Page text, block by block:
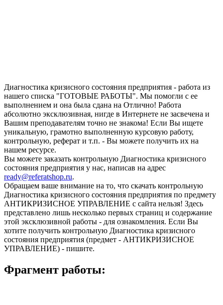
Диагностика кризисного состояния предприятия - работа из
нашего списка "ГОТОВЫЕ РАБОТЫ". Мы помогли с ее
выполнением и она была сдана на Отлично! Работа
абсолютно эксклюзивная, нигде в Интернете не засвечена и
Вашим преподавателям точно не знакома! Если Вы ищете
уникальную, грамотно выполненную курсовую работу,
контрольную, реферат и т.п. - Вы можете получить их на
нашем ресурсе.
Вы можете заказать контрольную Диагностика кризисного
состояния предприятия у нас, написав на адрес
ready@referatshop.ru.
Обращаем ваше внимание на то, что скачать контрольную
Диагностика кризисного состояния предприятия по предмету
АНТИКРИЗИСНОЕ УПРАВЛЕНИЕ с сайта нельзя! Здесь
представлено лишь несколько первых страниц и содержание
этой эксклюзивной работы - для ознакомления. Если Вы
хотите получить контрольную Диагностика кризисного
состояния предприятия (предмет - АНТИКРИЗИСНОЕ
УПРАВЛЕНИЕ) - пишите.
Фрагмент работы: